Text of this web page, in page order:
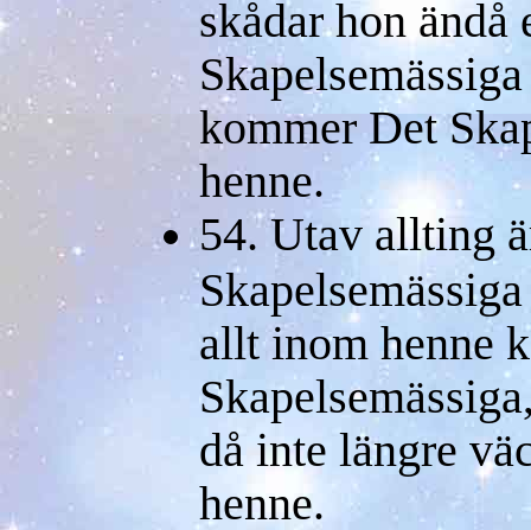
skådar hon ändå
kommer Det
henne.
54. Utav allting
allt inom henne
då inte längre
henne.